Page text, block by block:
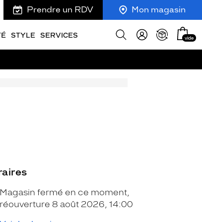
Prendre un RDV Mon magasin
STYLE SERVICES
Afficher
Mon
panier
vide
Magasin fermé en ce moment,
réouverture 8 août 2026, 14:00